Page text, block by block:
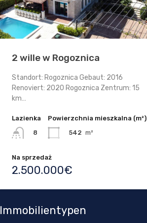
2 wille w Rogoznica
Standort: Rogoznica Gebaut: 2016
Renoviert: 2020 Rogoznica Zentrum: 15
km…
Lazienka
8
Powierzchnia mieszkalna (m²)
542 m²
Na sprzedaż
2.500.000€
Immobilientypen